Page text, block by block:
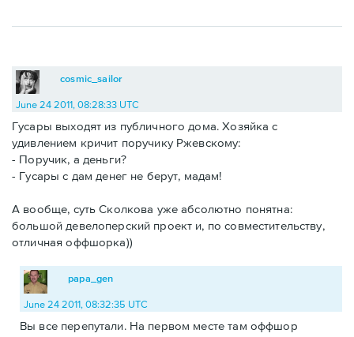
cosmic_sailor
June 24 2011, 08:28:33 UTC
Гусары выходят из публичного дома. Хозяйка с
удивлением кричит поручику Ржевскому:
- Поручик, а деньги?
- Гусары с дам денег не берут, мадам!
А вообще, суть Сколкова уже абсолютно понятна:
большой девелоперский проект и, по совместительству,
отличная оффшорка))
papa_gen
June 24 2011, 08:32:35 UTC
Вы все перепутали. На первом месте там оффшор